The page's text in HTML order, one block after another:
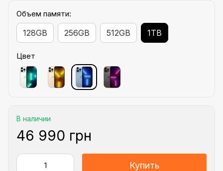
Объем памяти:
128GB 256GB 512GB 1TB
Цвет
В наличии
46 990 грн
Купить